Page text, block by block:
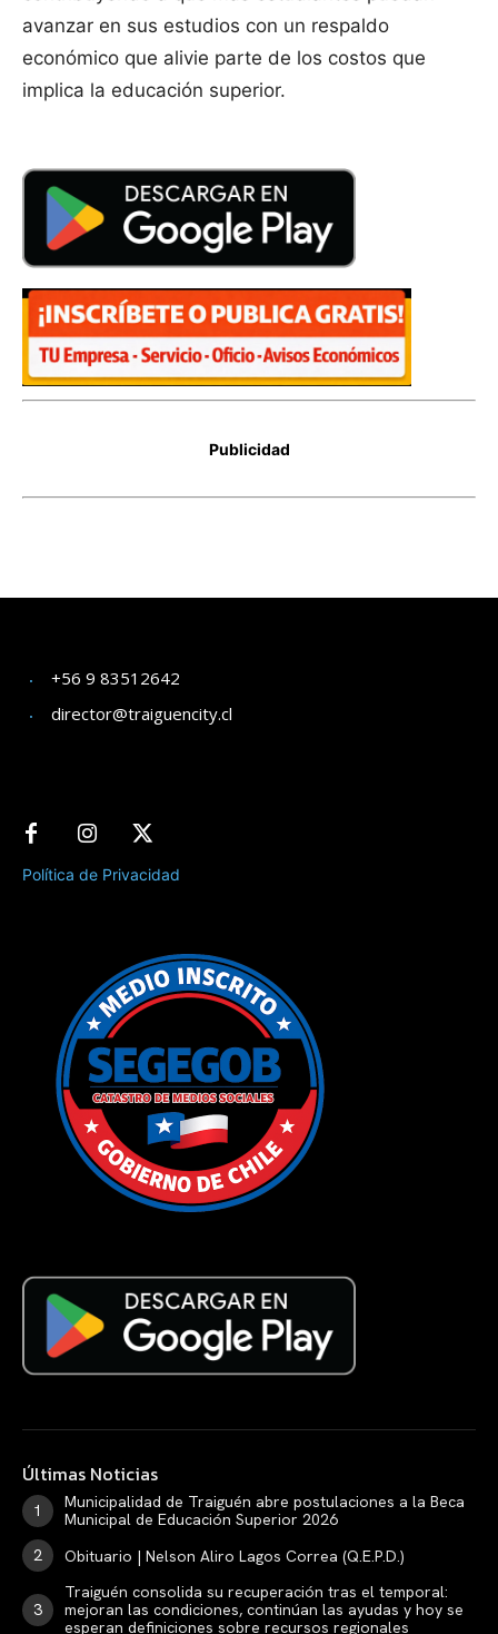
+56 9 83512642
director@traiguencity.cl
Política de Privacidad
Últimas Noticias
Municipalidad de Traiguén abre postulaciones a la Beca
Municipal de Educación Superior 2026
Obituario | Nelson Aliro Lagos Correa (Q.E.P.D.)
Traiguén consolida su recuperación tras el temporal:
mejoran las condiciones, continúan las ayudas y hoy se
esperan definiciones sobre recursos regionales